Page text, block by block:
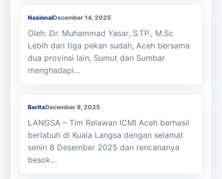
NasionalDecember 14, 2025
Oleh: Dr. Muhammad Yasar, S.TP., M.Sc
Lebih dari tiga pekan sudah, Aceh bersama
dua provinsi lain, Sumut dan Sumbar
menghadapi…
Bantuan dan Relawan ICMI Aceh Tiba di
Langsa Siap Menuju Aceh Tamiang
BeritaDecember 9, 2025
LANGSA – Tim Relawan ICMI Aceh berhasil
berlabuh di Kuala Langsa dengan selamat
senin 8 Desember 2025 dan rencananya
besok…
Kuliah Kerja Nyata Internasional ISCE
2025: 4 Mahasiswa USK Berpartisipasi
dalam Program Kolaboratif BKS-PTN Barat
di Lampung